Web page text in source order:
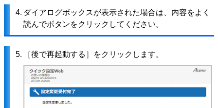
4. ダイアログボックスが表示された場合は、内容をよく
読んでボタンをクリックしてください。
5. ［後で再起動する］をクリックします。